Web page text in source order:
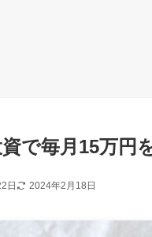
で毎月15万円
日 2024年2月18日